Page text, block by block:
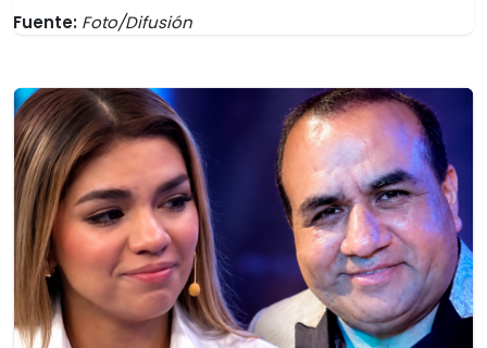
Fuente: Foto/Difusión